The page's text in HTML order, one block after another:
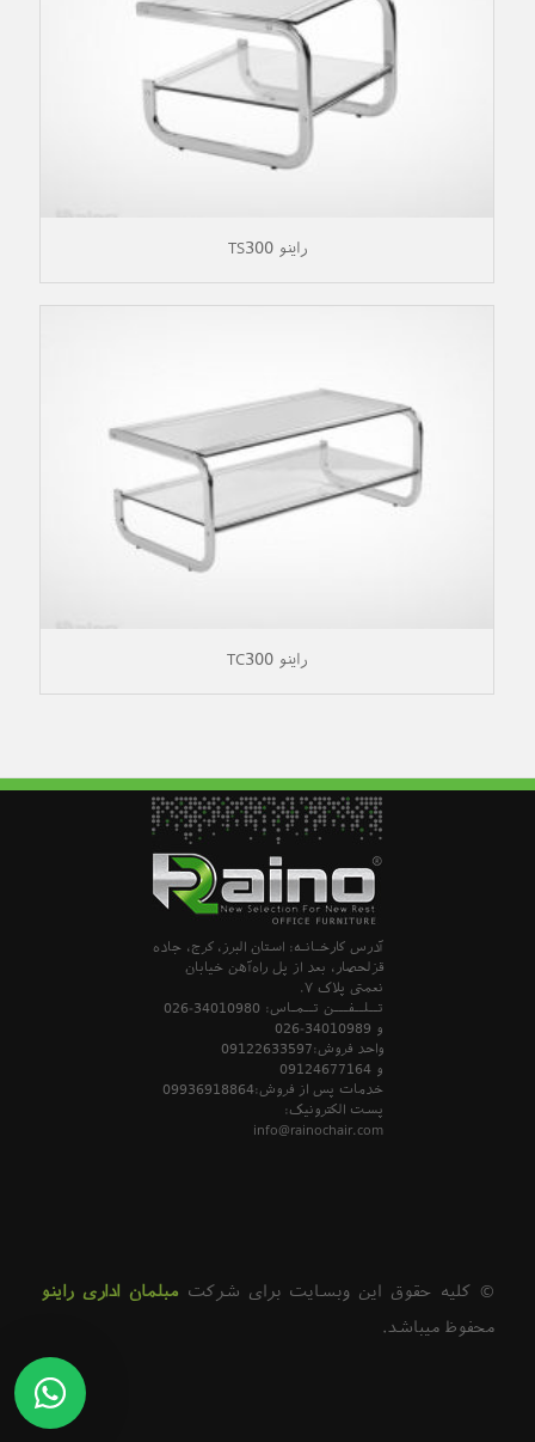
راینو TS300
راینو TC300
آدرس کارخـانـه: استان البرز، کرج، جاده
قزلحصار، بعد از پل راه‌آهن خیابان
نعمتی پلاک 7.
تــلــفـــن تــمـاس: 026-34010980
و 026-34010989
واحد فروش:09122633597
و 09124677164
خدمات پس از فروش:09936918864
پست الکترونیک:
info@rainochair.com
© کلیه حقوق این وبسایت برای شرکتمبلمان اداری راینو
محفوظ میباشد.